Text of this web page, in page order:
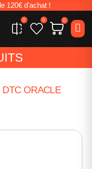
120€ d'achat !
0 0 0
ORACLE